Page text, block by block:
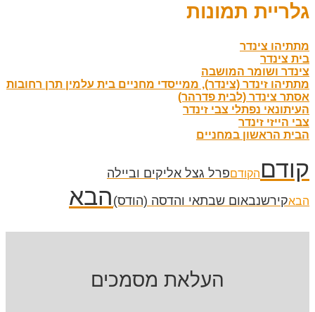
גלריית תמונות
מתתיהו צינדר
בית צינדר
צינדר ושומר המושבה
מתתיהו זינדר (צינדר), ממייסדי מחניים בית עלמין תרן רחובות
אסתר צינדר (לבית פדרהר)
העיתונאי נפתלי צבי זינדר
צבי הייזי זינדר
הבית הראשון במחניים
קודם הקודםפרל גצל אליקים וביילה
הבאקירשנבאום שבתאי והדסה (הודס) הבא
העלאת מסמכים